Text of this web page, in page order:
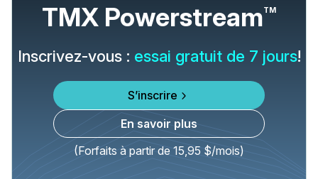
TMX PowerstreamTM
Inscrivez-vous : essai gratuit de 7 jours!
S’inscrire
En savoir plus
(Forfaits à partir de 15,95 $/mois)